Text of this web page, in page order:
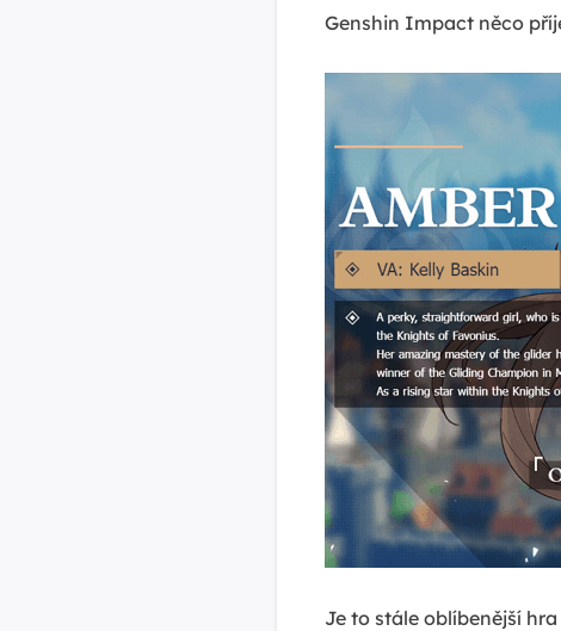
Genshin Impact něco
Je to stále oblíbenější